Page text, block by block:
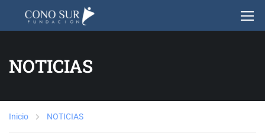
NOTICIAS
Inicio NOTICIAS